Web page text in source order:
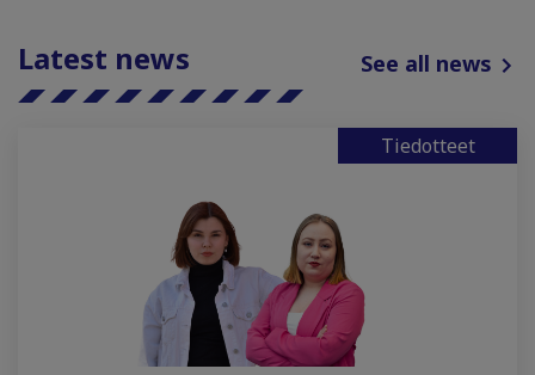
Latest news See all news
Tiedotteet